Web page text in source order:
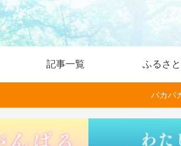
記事一覧 ふるさ
バカバ